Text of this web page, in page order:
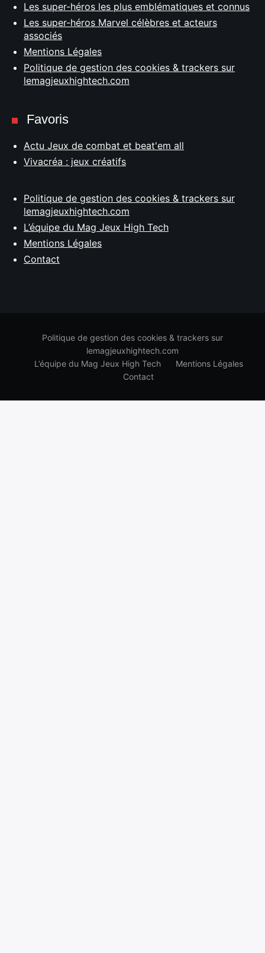
Les super-héros les plus emblématiques et connus
Les super-héros Marvel célèbres et acteurs
associés
Mentions Légales
Politique de gestion des cookies & trackers sur
lemagjeuxhightech.com
Favoris
Actu Jeux de combat et beat'em all
Vivacréa : jeux créatifs
Politique de gestion des cookies & trackers sur
lemagjeuxhightech.com
L’équipe du Mag Jeux High Tech
Mentions Légales
Contact
Politique de gestion des cookies & trackers sur
lemagjeuxhightech.com
L’équipe du Mag Jeux High Tech
Mentions Légales
Contact